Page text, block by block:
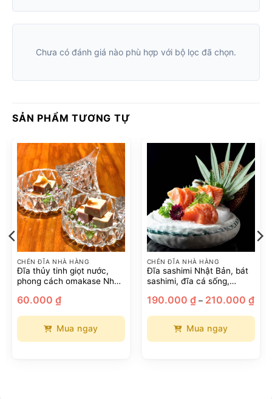
Chưa có đánh giá nào phù hợp với bộ lọc đã chọn.
SẢN PHẨM TƯƠNG TỰ
CHÉN ĐĨA NHÀ HÀNG
Đĩa thủy tinh giọt nước,
phong cách omakase Nhật
60.000 ₫
Mua ngay
CHÉN ĐĨA NHÀ HÀNG
Đĩa sashimi Nhật Bản, bát
sashimi, đĩa cá sống,
dáng đặc biệt, đĩa sashimi,
190.000 ₫ – 210.000 ₫giá:
Mua ngay
₫